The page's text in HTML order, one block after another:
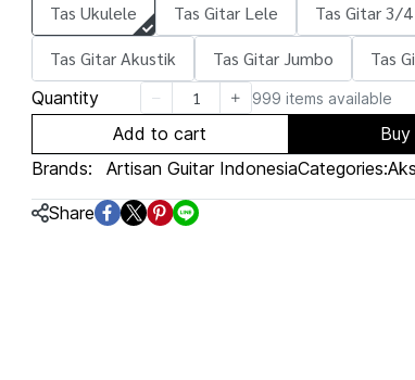
Tas Ukulele Tas Gitar Lele
Tas Gitar 3/4
Tas Gitar Akustik
Tas Gitar Jumbo Tas
Quantity 999 items available
Add to cart
Brands:
Artisan Guitar IndonesiaCategories:
Share